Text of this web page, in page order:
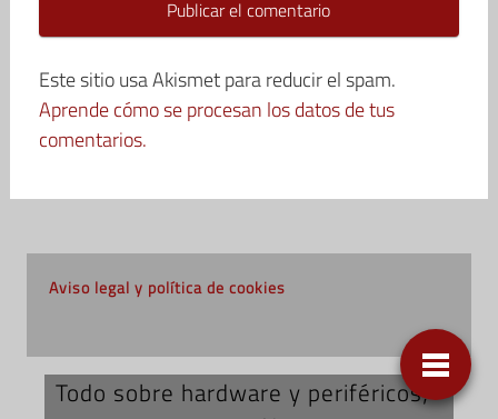
Este sitio usa Akismet para reducir el spam.
Aprende cómo se procesan los datos de tus
comentarios.
Aviso legal y política de cookies
Todo sobre hardware y periféricos;